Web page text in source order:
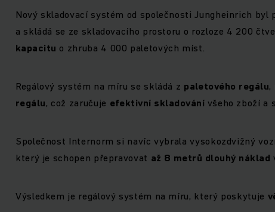
Nový skladovací systém od společnosti Jungheinrich
a skládá se ze skladovacího prostoru o rozloze 4 200
kapacitu o zhruba 4 000 paletových míst.
Regálový systém na míru se skládá z paletového regálu,
regálu, což zaručuje efektivní skladování všeho zboží a
Společnost Internorm si navíc vybrala vysokozdvižný
který je schopen přepravovat až 8 metrů dlouhý náklad
Výsledkem je regálový systém na míru, který poskytuje